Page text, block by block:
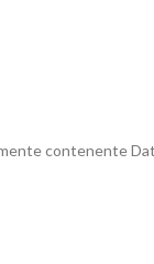
contenente